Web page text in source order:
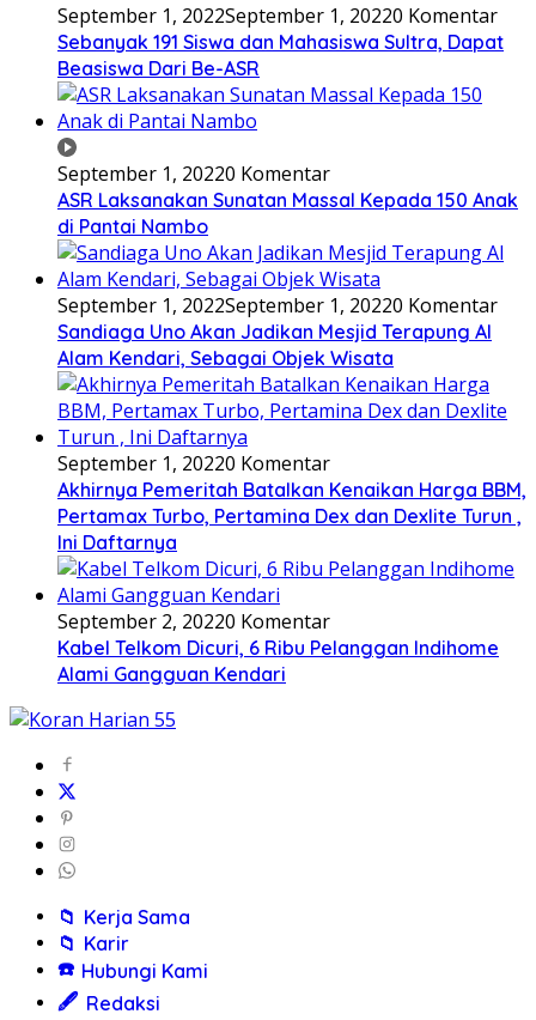
September 1, 2022September 1, 20220 Komentar
Sebanyak 191 Siswa dan Mahasiswa Sultra, Dapat
Beasiswa Dari Be-ASR
September 1, 20220 Komentar
ASR Laksanakan Sunatan Massal Kepada 150 Anak
di Pantai Nambo
September 1, 2022September 1, 20220 Komentar
Sandiaga Uno Akan Jadikan Mesjid Terapung Al
Alam Kendari, Sebagai Objek Wisata
September 1, 20220 Komentar
Akhirnya Pemeritah Batalkan Kenaikan Harga BBM,
Pertamax Turbo, Pertamina Dex dan Dexlite Turun ,
Ini Daftarnya
September 2, 20220 Komentar
Kabel Telkom Dicuri, 6 Ribu Pelanggan Indihome
Alami Gangguan Kendari
📁 Kerja Sama
📁 Karir
☎️ Hubungi Kami
🖋️ Redaksi